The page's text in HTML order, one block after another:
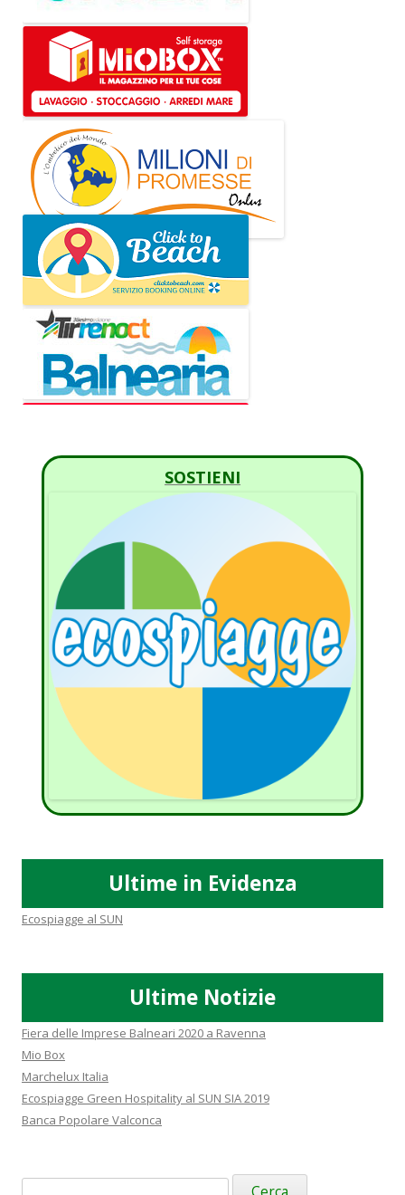
SOSTIENI
Ultime in Evidenza
Ecospiagge al SUN
Ultime Notizie
Fiera delle Imprese Balneari 2020 a Ravenna
Mio Box
Marchelux Italia
Ecospiagge Green Hospitality al SUN SIA 2019
Banca Popolare Valconca
Ricerca